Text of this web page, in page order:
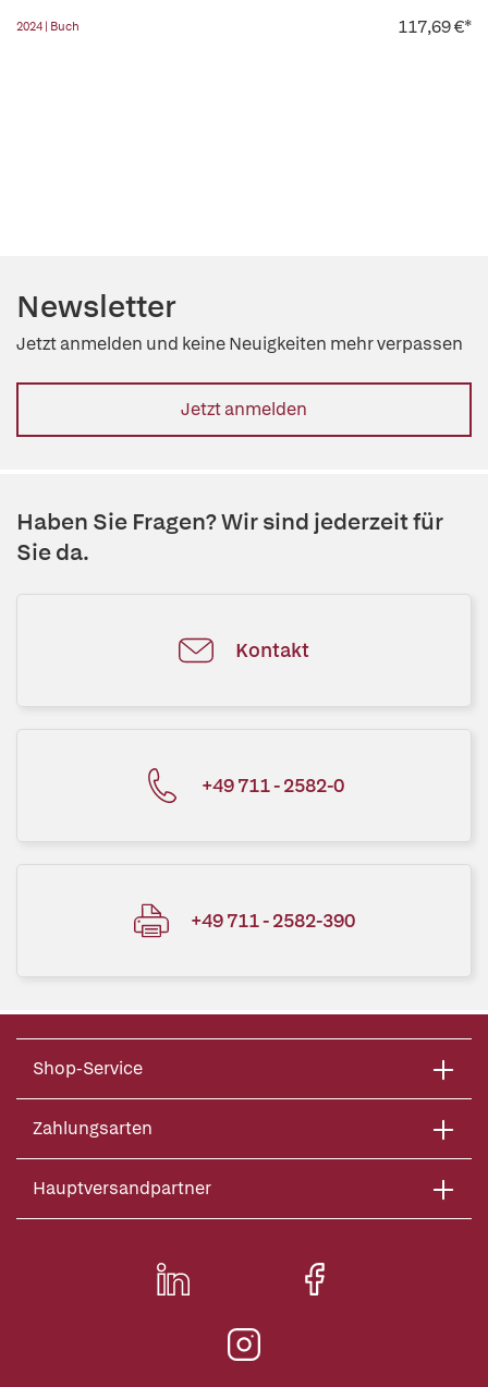
2024 | Buch 117,69 €*
Newsletter
Jetzt anmelden und keine Neuigkeiten mehr verpassen
Jetzt anmelden
Haben Sie Fragen? Wir sind jederzeit für
Sie da.
Kontakt
+49 711 - 2582-0
+49 711 - 2582-390
Shop-Service
Zahlungsarten
Hauptversandpartner